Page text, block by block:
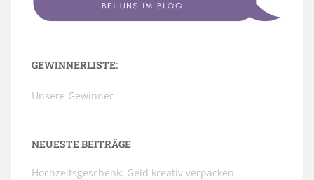
GEWINNERLISTE:
Unsere Gewinner
NEUESTE BEITRÄGE
Hochzeitsgeschenk: Geld kreativ verpacken